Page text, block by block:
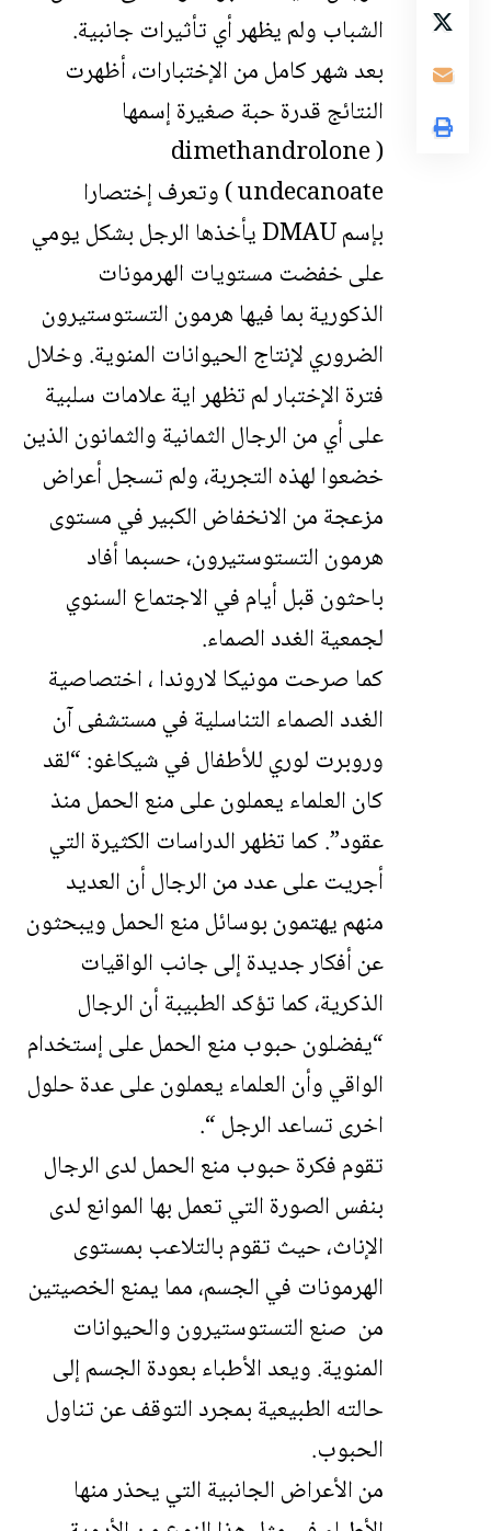
الشباب ولم يظهر أي تأثيرات جانبية.
بعد شهر كامل من الإختبارات، أظهرت
النتائج قدرة حبة صغيرة إسمها
( dimethandrolone
undecanoate ) وتعرف إختصارا
بإسم DMAU يأخذها الرجل بشكل يومي
على خفضت مستويات الهرمونات
الذكورية بما فيها هرمون التستوستيرون
الضروري لإنتاج الحيوانات المنوية. وخلال
فترة الإختبار لم تظهر اية علامات سلبية
على أي من الرجال الثمانية والثمانون الذين
خضعوا لهذه التجربة، ولم تسجل أعراض
مزعجة من الانخفاض الكبير في مستوى
هرمون التستوستيرون، حسبما أفاد
باحثون قبل أيام في الاجتماع السنوي
لجمعية الغدد الصماء.
كما صرحت مونيكا لاروندا ، اختصاصية
الغدد الصماء التناسلية في مستشفى آن
وروبرت لوري للأطفال في شيكاغو: “لقد
كان العلماء يعملون على منع الحمل منذ
عقود”. كما تظهر الدراسات الكثيرة التي
أجريت على عدد من الرجال أن العديد
منهم يهتمون بوسائل منع الحمل ويبحثون
عن أفكار جديدة إلى جانب الواقيات
الذكرية، كما تؤكد الطبيبة أن الرجال
“يفضلون حبوب منع الحمل على إستخدام
الواقي وأن العلماء يعملون على عدة حلول
اخرى تساعد الرجل “.
تقوم فكرة حبوب منع الحمل لدى الرجال
بنفس الصورة التي تعمل بها الموانع لدى
الإناث، حيث تقوم بالتلاعب بمستوى
الهرمونات في الجسم، مما يمنع الخصيتين
من صنع التستوستيرون والحيوانات
المنوية. ويعد الأطباء بعودة الجسم إلى
حالته الطبيعية بمجرد التوقف عن تناول
الحبوب.
من الأعراض الجانبية التي يحذر منها